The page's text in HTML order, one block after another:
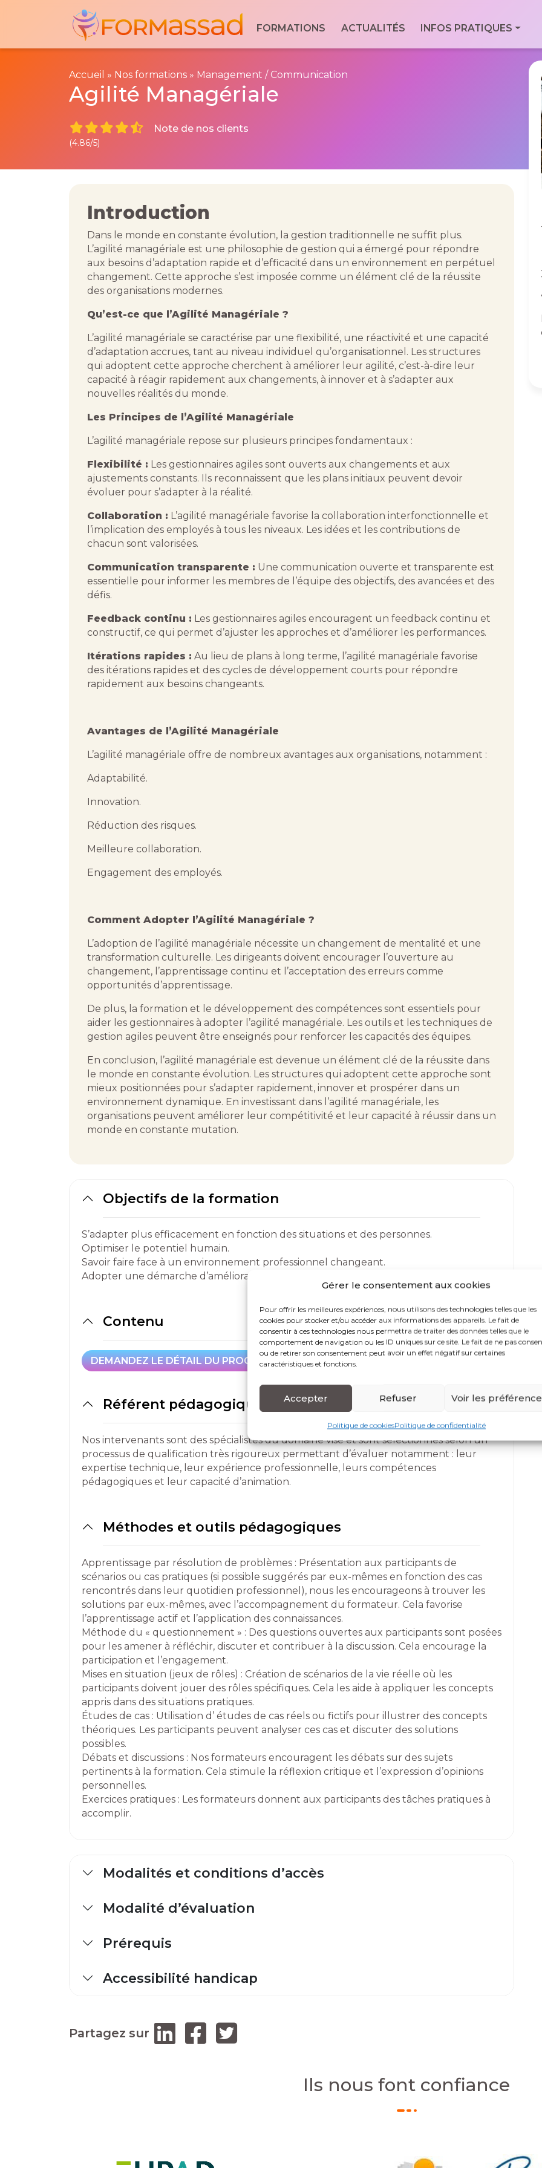
Gérer le consentement aux cookies
Pour offrir les meilleures expériences, nous utilisons des technologies telles que les
cookies pour stocker et/ou accéder aux informations des appareils. Le fait de
consentir à ces technologies nous permettra de traiter des données telles que le
comportement de navigation ou les ID uniques sur ce site. Le fait de ne pas
ou de retirer son consentement peut avoir un effet négatif sur certaines
caractéristiques et fonctions.
Accepter Refuser Voir les
Politique de cookiesPolitique de confidentialité
Découvrez votre formation idéale
Explorez nos formations dédiées aux professionnels du
Cliquez ici :Nos formations 9
FORMATIONS ACTUALITÉS INFOS PRATIQUES
Accueil » Nos formations » Management / Communication
Agilité Managériale
Note de nos clients
(4.86/5)
Introduction
Dans le monde en constante évolution, la gestion traditionnelle ne suffit plus.
L’agilité managériale est une philosophie de gestion qui a émergé pour répondre
aux besoins d’adaptation rapide et d’efficacité dans un environnement en perpétuel
changement. Cette approche s’est imposée comme un élément clé de la réussite
des organisations modernes.
Qu’est-ce que l’Agilité Managériale ?
L’agilité managériale se caractérise par une flexibilité, une réactivité et une capacité
d’adaptation accrues, tant au niveau individuel qu’organisationnel. Les structures
qui adoptent cette approche cherchent à améliorer leur agilité, c’est-à-dire leur
capacité à réagir rapidement aux changements, à innover et à s’adapter aux
nouvelles réalités du monde.
Les Principes de l’Agilité Managériale
L’agilité managériale repose sur plusieurs principes fondamentaux :
Flexibilité : Les gestionnaires agiles sont ouverts aux changements et aux
ajustements constants. Ils reconnaissent que les plans initiaux peuvent devoir
évoluer pour s’adapter à la réalité.
Collaboration : L’agilité managériale favorise la collaboration interfonctionnelle et
l’implication des employés à tous les niveaux. Les idées et les contributions de
chacun sont valorisées.
Communication transparente : Une communication ouverte et transparente est
essentielle pour informer les membres de l’équipe des objectifs, des avancées et des
défis.
Feedback continu : Les gestionnaires agiles encouragent un feedback continu et
constructif, ce qui permet d’ajuster les approches et d’améliorer les performances.
Itérations rapides : Au lieu de plans à long terme, l’agilité managériale favorise
des itérations rapides et des cycles de développement courts pour répondre
rapidement aux besoins changeants.
Avantages de l’Agilité Managériale
L’agilité managériale offre de nombreux avantages aux organisations, notamment :
Adaptabilité.
Innovation.
Réduction des risques.
Meilleure collaboration.
Engagement des employés.
Comment Adopter l’Agilité Managériale ?
L’adoption de l’agilité managériale nécessite un changement de mentalité et une
transformation culturelle. Les dirigeants doivent encourager l’ouverture au
changement, l’apprentissage continu et l’acceptation des erreurs comme
opportunités d’apprentissage.
De plus, la formation et le développement des compétences sont essentiels pour
aider les gestionnaires à adopter l’agilité managériale. Les outils et les techniques de
gestion agiles peuvent être enseignés pour renforcer les capacités des équipes.
En conclusion, l’agilité managériale est devenue un élément clé de la réussite dans
le monde en constante évolution. Les structures qui adoptent cette approche sont
mieux positionnées pour s’adapter rapidement, innover et prospérer dans un
environnement dynamique. En investissant dans l’agilité managériale, les
organisations peuvent améliorer leur compétitivité et leur capacité à réussir dans un
monde en constante mutation.
Objectifs de la formation
S’adapter plus efficacement en fonction des situations et des personnes.
Optimiser le potentiel humain.
Savoir faire face à un environnement professionnel changeant.
Adopter une démarche d’amélioration continue.
Contenu
DEMANDEZ LE DÉTAIL DU PROGRAMME
DEMANDEZ LE DÉTAIL DU PROGRAMME
Référent pédagogique
Nos intervenants sont des spécialistes du domaine visé et sont sélectionnés selon un
processus de qualification très rigoureux permettant d’évaluer notamment : leur
expertise technique, leur expérience professionnelle, leurs compétences
pédagogiques et leur capacité d’animation.
Méthodes et outils pédagogiques
Apprentissage par résolution de problèmes : Présentation aux participants de
scénarios ou cas pratiques (si possible suggérés par eux-mêmes en fonction des cas
rencontrés dans leur quotidien professionnel), nous les encourageons à trouver les
solutions par eux-mêmes, avec l’accompagnement du formateur. Cela favorise
l’apprentissage actif et l’application des connaissances.
Méthode du « questionnement » : Des questions ouvertes aux participants sont posées
pour les amener à réfléchir, discuter et contribuer à la discussion. Cela encourage la
participation et l’engagement.
Mises en situation (jeux de rôles) : Création de scénarios de la vie réelle où les
participants doivent jouer des rôles spécifiques. Cela les aide à appliquer les concepts
appris dans des situations pratiques.
Études de cas : Utilisation d’ études de cas réels ou fictifs pour illustrer des concepts
théoriques. Les participants peuvent analyser ces cas et discuter des solutions
possibles.
Débats et discussions : Nos formateurs encouragent les débats sur des sujets
pertinents à la formation. Cela stimule la réflexion critique et l’expression d’opinions
personnelles.
Exercices pratiques : Les formateurs donnent aux participants des tâches pratiques à
accomplir.
Modalités et conditions d’accès
Modalité d’évaluation
Prérequis
Accessibilité handicap
Partagez sur
Ils nous font confiance